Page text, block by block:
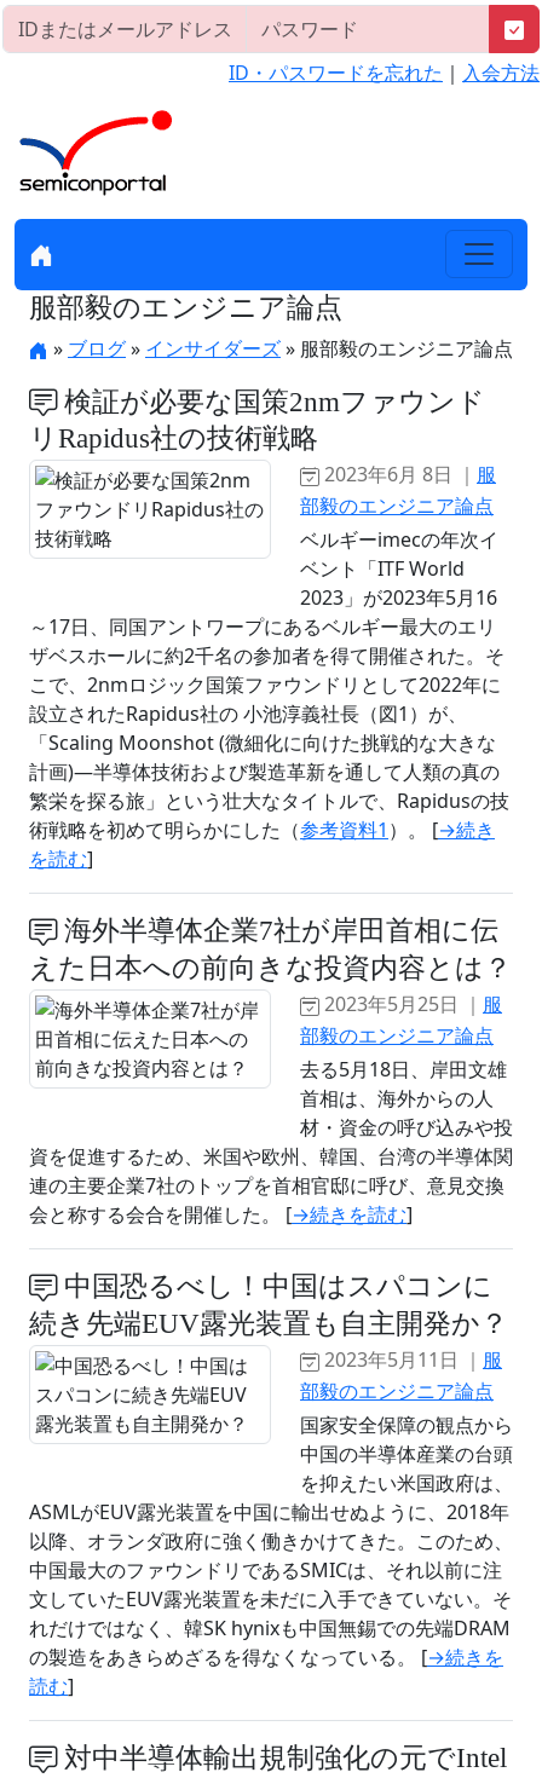
ID・パスワードを忘れた ｜ 入会方法
服部毅のエンジニア論点
» ブログ» インサイダーズ» 服部毅のエンジニア論点
検証が必要な国策2nmファウンド
リRapidus社の技術戦略
2023年6月 8日 ｜ 服
部毅のエンジニア論点
ベルギーimecの年次イ
ベント「ITF World
2023」が2023年5月16
～17日、同国アントワープにあるベルギー最大のエリ
ザベスホールに約2千名の参加者を得て開催された。そ
こで、2nmロジック国策ファウンドリとして2022年に
設立されたRapidus社の 小池淳義社長（図1）が、
「Scaling Moonshot (微細化に向けた挑戦的な大きな
計画)―半導体技術および製造革新を通して人類の真の
繁栄を探る旅」という壮大なタイトルで、Rapidusの技
術戦略を初めて明らかにした（参考資料1 ）。 [→続き
を読む]
海外半導体企業7社が岸田首相に伝
えた日本への前向きな投資内容とは？
2023年5月25日 ｜ 服
部毅のエンジニア論点
去る5月18日、岸田文雄
首相は、海外からの人
材・資金の呼び込みや投
資を促進するため、米国や欧州、韓国、台湾の半導体関
連の主要企業7社のトップを首相官邸に呼び、意見交換
会と称する会合を開催した。 [→続きを読む]
中国恐るべし！中国はスパコンに
続き先端EUV露光装置も自主開発か？
2023年5月11日 ｜ 服
部毅のエンジニア論点
国家安全保障の観点から
中国の半導体産業の台頭
を抑えたい米国政府は、
ASMLがEUV露光装置を中国に輸出せぬように、2018年
以降、オランダ政府に強く働きかけてきた。このため、
中国最大のファウンドリであるSMICは、それ以前に注
文していたEUV露光装置を未だに入手できていない。そ
れだけではなく、韓SK hynixも中国無錫での先端DRAM
の製造をあきらめざるを得なくなっている。 [→続きを
読む]
対中半導体輸出規制強化の元でIntel